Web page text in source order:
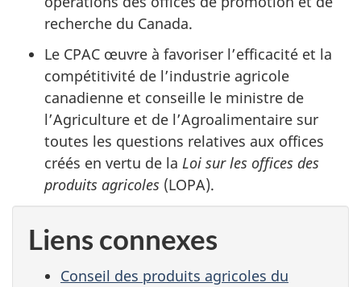
recherche du Canada.
Le CPAC œuvre à favoriser l’efficacité et la
compétitivité de l’industrie agricole
canadienne et conseille le ministre de
l’Agriculture et de l’Agroalimentaire sur
toutes les questions relatives aux offices
créés en vertu de la Loi sur les offices des
produits agricoles (LOPA).
Liens connexes
Conseil des produits agricoles du